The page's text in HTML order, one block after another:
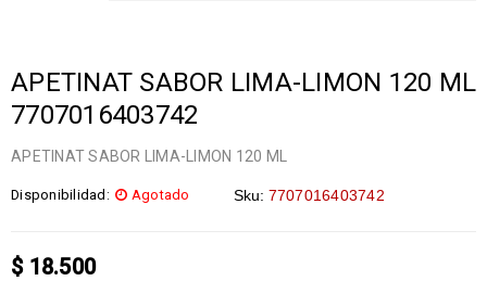
APETINAT SABOR LIMA-LIMON 120 ML
7707016403742
APETINAT SABOR LIMA-LIMON 120 ML
Disponibilidad: Agotado Sku: 7707016403742
$18.500